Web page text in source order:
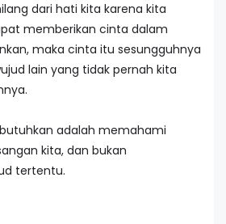
dari hati kita karena kita
memberikan cinta dalam
maka cinta itu sesungguhnya
lain yang tidak pernah kita
adalah memahami
kita, dan bukan
tertentu.